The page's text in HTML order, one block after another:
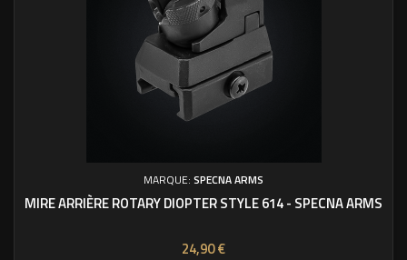
MARQUE: SPECNA ARMS
MIRE ARRIÈRE ROTARY DIOPTER STYLE 614 - SPECNA ARMS
Prix
24,90 €